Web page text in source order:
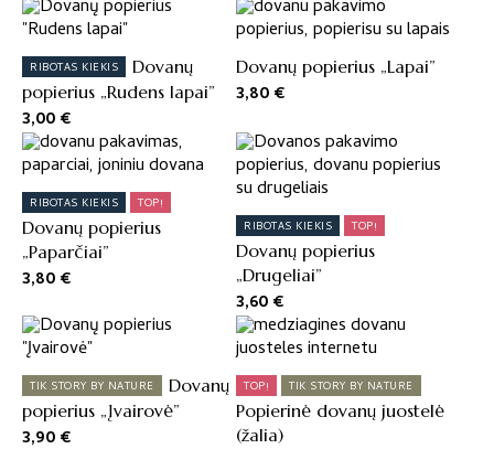
RIBOTAS KIEKIS
Dovanų
popierius „Rudens lapai”
3,00€
Dovanų popierius „Lapai”
3,80€
RIBOTAS KIEKIS TOP!
Dovanų popierius
„Paparčiai”
3,80€
RIBOTAS KIEKIS TOP!
Dovanų popierius
„Drugeliai”
3,60€
TIK STORY BY NATURE
Dovanų
popierius „Įvairovė”
3,90€
TOP! TIK STORY BY NATURE
Popierinė dovanų juostelė
(žalia)